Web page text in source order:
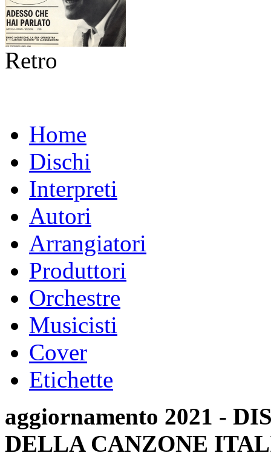
Retro
Home
Dischi
Interpreti
Autori
Arrangiatori
Produttori
Orchestre
Musicisti
Cover
Etichette
aggiornamento 2021 -
DELLA CANZONE